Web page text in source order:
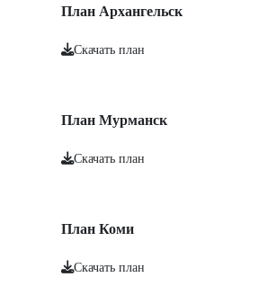
План Архангельск
Скачать план
План Мурманск
Скачать план
План Коми
Скачать план